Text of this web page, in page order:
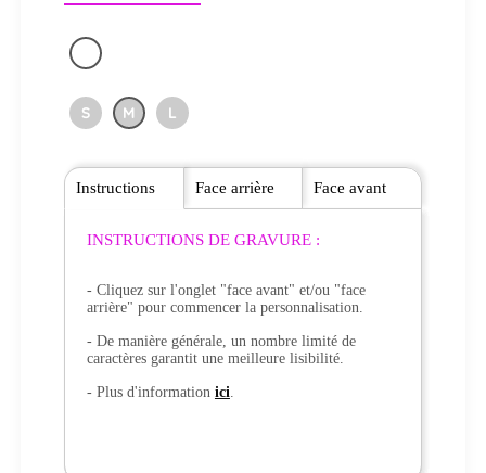
S M L
Instructions
INSTRUCTIONS DE GRAVURE :
- Cliquez sur l'onglet "face avant" et/ou "face
arrière" pour commencer la personnalisation.
- De manière générale, un nombre limité de
caractères garantit une meilleure lisibilité.
- Plus d'information ici.
Face arrière Face avant